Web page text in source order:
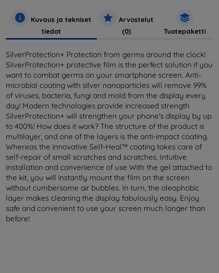
Kuvaus ja tekniset
tiedot
Arvostelut
(0)
Tuotepaketti
SilverProtection+ Protection from germs around the clock!
SilverProtection+ protective film is the perfect solution if you
want to combat germs on your smartphone screen. Anti-
microbial coating with silver nanoparticles will remove 99%
of viruses, bacteria, fungi and mold from the display every
day! Modern technologies provide increased strength
SilverProtection+ will strengthen your phone's display by up
to 400%! How does it work? The structure of the product is
multilayer, and one of the layers is the anti-impact coating.
Whereas the innovative Self-Heal™ coating takes care of
self-repair of small scratches and scratches. Intuitive
installation and convenience of use With the gel attached to
the kit, you will instantly mount the film on the screen
without cumbersome air bubbles. In turn, the oleophobic
layer makes cleaning the display fabulously easy. Enjoy
safe and convenient to use your screen much longer than
before!